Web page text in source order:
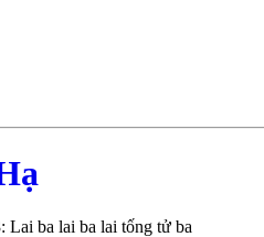
Lai ba lai ba lai tống tử ba